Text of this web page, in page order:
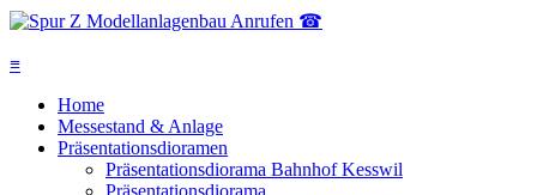
Anrufen ☎
≡
Home
Messestand & Anlage
Präsentationsdioramen
Präsentationsdiorama Bahnhof Kesswil
Präsentationsdiorama